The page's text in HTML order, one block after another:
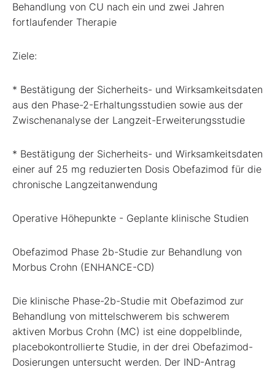
Behandlung von CU nach ein und zwei Jahren
fortlaufender Therapie
Ziele:
* Bestätigung der Sicherheits- und Wirksamkeitsdaten
aus den Phase-2-Erhaltungsstudien sowie aus der
Zwischenanalyse der Langzeit-Erweiterungsstudie
* Bestätigung der Sicherheits- und Wirksamkeitsdaten
einer auf 25 mg reduzierten Dosis Obefazimod für die
chronische Langzeitanwendung
Operative Höhepunkte - Geplante klinische Studien
Obefazimod Phase 2b-Studie zur Behandlung von
Morbus Crohn (ENHANCE-CD)
Die klinische Phase-2b-Studie mit Obefazimod zur
Behandlung von mittelschwerem bis schwerem
aktiven Morbus Crohn (MC) ist eine doppelblinde,
placebokontrollierte Studie, in der drei Obefazimod-
Dosierungen untersucht werden. Der IND-Antrag